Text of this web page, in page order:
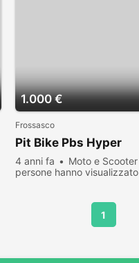
1.000 €
Frossasco
Pit Bike Pbs Hyper
4 anni fa Moto e Scooter
persone hanno visualizzato
1